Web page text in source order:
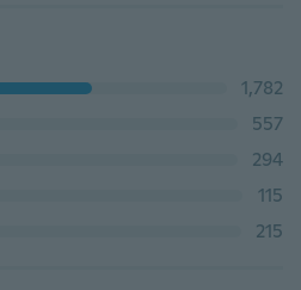
1,782
557
294
115
215